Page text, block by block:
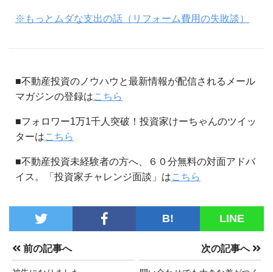
※もっとムダな支出の話（リフォーム費用の失敗談）
■不動産投資のノウハウと最新情報が配信されるメール
マガジンの登録はこちら
■フォロワー1万1千人突破！投資家けーちゃんのツイッ
ターはこちら
■不動産投資未経験者の方へ、６０分無料の対面アドバ
イス。「投資家チャレンジ面談」はこちら
B! LINE
前の記事へ 次の記事へ